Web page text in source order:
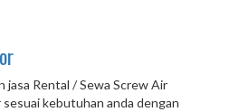
jasa Rental / Sewa Screw Air
kebutuhan anda dengan